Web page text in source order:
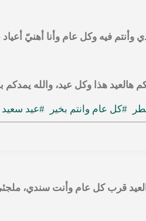
وأنتم فيه وكل عام وأنا أهنيّ أعياد
هالعيد هذا وكل عيد، والله
#كل عام وانتم بخير #عيد سعيد
قرب كل عام وأنت سندي،